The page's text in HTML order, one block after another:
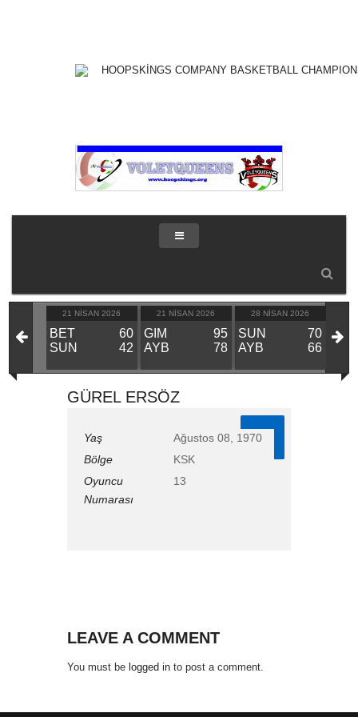
KIN
21 NISAN 2026
BET
60
SUN
42
21 NISAN 2026
GIM
95
AYB
78
28 NISAN 2026
SUN
70
AYB
66
GIM
BET
GÜREL ERSÖZ
13
Yaş
Ağustos 08, 1970
Bölge
KSK
Oyuncu
Numarası
13
LEAVE A COMMENT
You must be logged in to post a comment.